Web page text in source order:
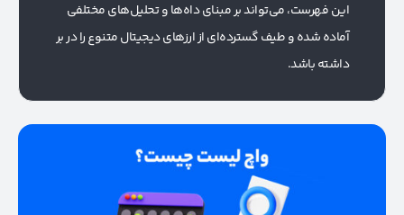
این فهرست، می‌تواند بر مبنای داه‌ها و تحلیل‌های مختلفی
آماده شده و طیف گسترده‌ای از ارزهای دیجیتال متنوع را در بر
داشته باشد.